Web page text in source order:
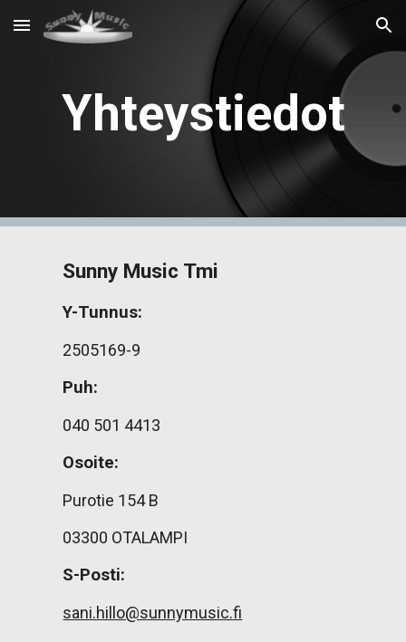
Skip to main content Skip to navigation
Yhteystiedot
Sunny Music Tmi
Y-Tunnus:
2505169-9
Puh:
040 501 4413
Osoite:
Purotie 154 B
03300 OTALAMPI
S-Posti:
sani.hillo@sunnymusic.fi